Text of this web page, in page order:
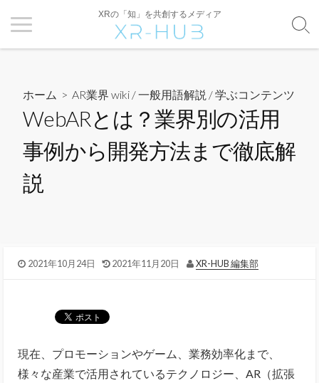
XRの「知」を共創するメディア
ホーム >AR業界 wiki / 一般用語解説 /学ぶコンテンツ
WebARとは？業界別の活用
事例から開発方法まで徹底解
説
2021年10月24日 2021年11月20日 XR-HUB 編集部
現在、プロモーションやゲーム、業務効率化まで、
様々な産業で活用されているテクノロジー、AR（拡張